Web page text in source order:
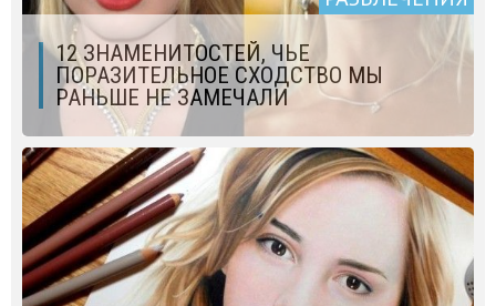
12 ЗНАМЕНИТОСТЕЙ, ЧЬЕ
ПОРАЗИТЕЛЬНОЕ СХОДСТВО МЫ
РАНЬШЕ НЕ ЗАМЕЧАЛИ